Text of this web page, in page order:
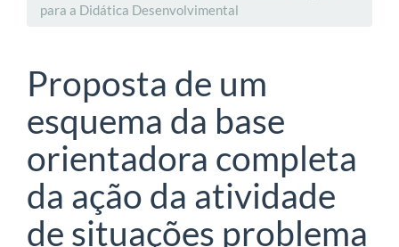
para a Didática Desenvolvimental
Proposta de um
esquema da base
orientadora completa
da ação da atividade
de situações problema